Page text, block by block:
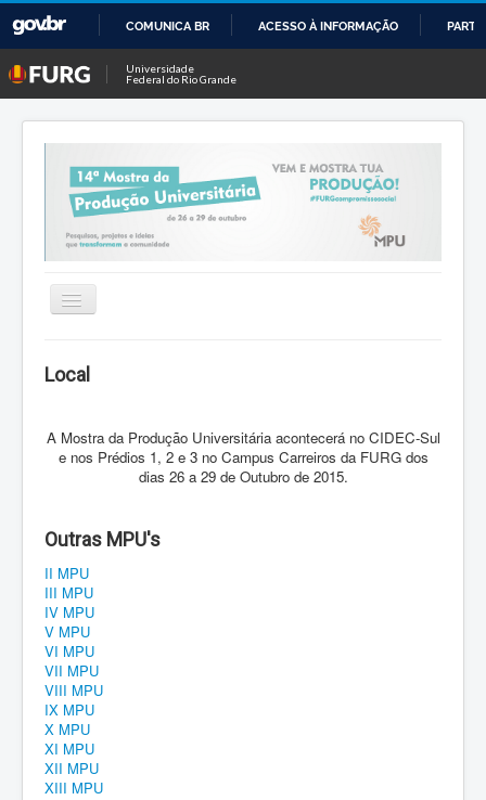
O
CONTEÚDO
COMUNICA BR ACESSO À INFORMAÇÃO
Universidade
Federal do Rio Grande
Alternar
Contato 14ª MPU
Eventos
Inscrições
Notícias
Público alvo
Programação
Local
A Mostra da Produção Universitária acontecerá no CIDEC-Sul
e nos Prédios 1, 2 e 3 no Campus Carreiros da FURG dos
dias 26 a 29 de Outubro de 2015.
Outras MPU's
II MPU
III MPU
IV MPU
V MPU
VI MPU
VII MPU
VIII MPU
IX MPU
X MPU
XI MPU
XII MPU
XIII MPU